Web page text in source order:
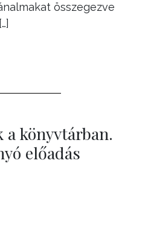
összegezve
könyvtárban.
előadás